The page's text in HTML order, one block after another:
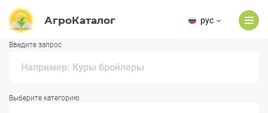
АгроКаталог рус
Введите запрос
Выберите категорию